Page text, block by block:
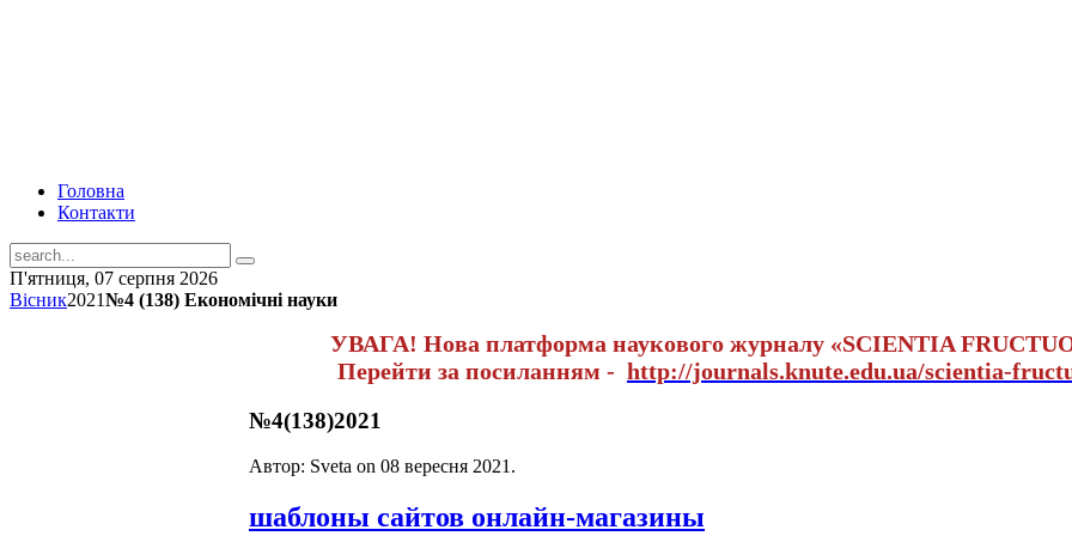
Головна
Контакти
П'ятниця, 07 серпня 2026
Вісник2021№4 (138) Економічні науки
УВАГА! Нова платформа наукового журналу «SCIENTIA
Перейти за посиланням - http://journals.knute.edu.ua/scientia-
№4(138)2021
Автор: Sveta on 08 вересня 2021.
шаблоны сайтов онлайн-магазины